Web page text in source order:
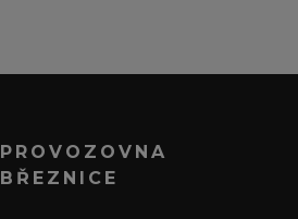
PROVOZOVNA
BŘEZNICE